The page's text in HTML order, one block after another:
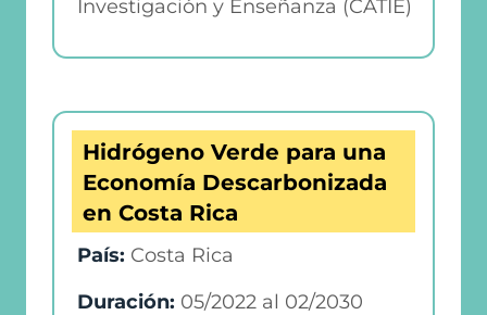
Investigación y Enseñanza (CATIE)
Hidrógeno Verde para una
Economía Descarbonizada
en Costa Rica
País: Costa Rica
Duración: 05/2022 al 02/2030